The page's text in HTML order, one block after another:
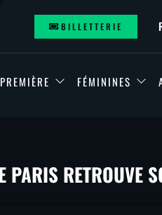
BILLETTERIE
FÉMININES
RETROUVE